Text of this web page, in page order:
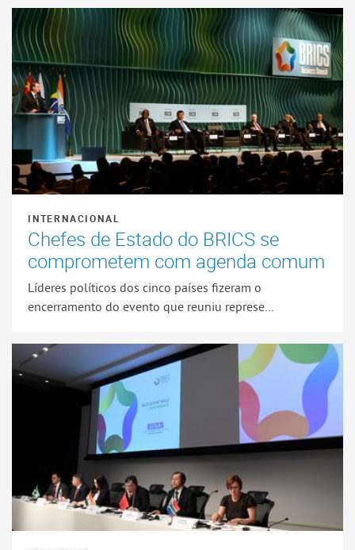
INTERNACIONAL
Chefes de Estado do BRICS se
comprometem com agenda comum
Líderes políticos dos cinco países fizeram o
encerramento do evento que reuniu represe...